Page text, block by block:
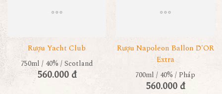
Rượu Yacht Club
750ml / 40% / Scotland
560.000 đ
Rượu Napoleon Ballon D'OR
Extra
700ml / 40% / Pháp
560.000 đ